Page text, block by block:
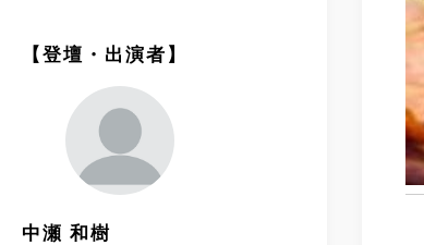
【登壇・出演者】
中瀬 和樹